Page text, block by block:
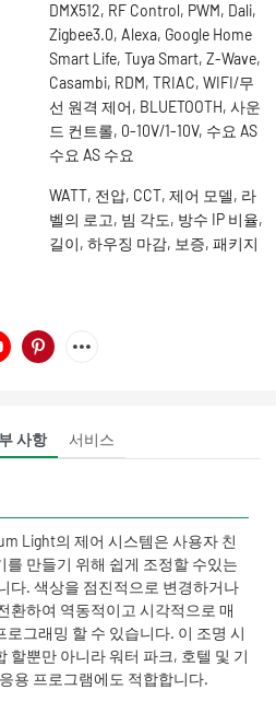
DMX512, RF Control, PWM, Dali,
Zigbee3.0, Alexa, Google Home
Smart Life, Tuya Smart, Z-Wave,
Casambi, RDM, TRIAC, WIFI/무
선 원격 제어, BLUETOOTH, 사운
드 컨트롤, 0-10V/1-10V, 수요 AS
수요 AS 수요
WATT, 전압, CCT, 제어 모델, 라
벨의 로고, 빔 각도, 방수 IP 비율,
길이, 하우징 마감, 보증, 패키지
사항 서비스
Light의 제어 시스템은 사용자 친
만들기 위해 쉽게 조정할 수있는
다. 색상을 점진적으로 변경하거나
환하여 역동적이고 시각적으로 매
그래밍 할 수 있습니다. 이 조명 시
할뿐만 아니라 워터 파크, 호텔 및 기
용 프로그램에도 적합합니다.